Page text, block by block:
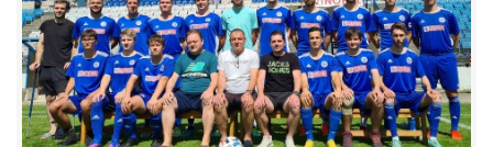
FKD, z.s.
Drnovice 704
68304 Drnovice
ičo 27005305